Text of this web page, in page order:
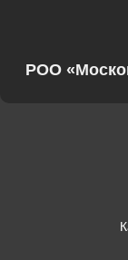
РОО